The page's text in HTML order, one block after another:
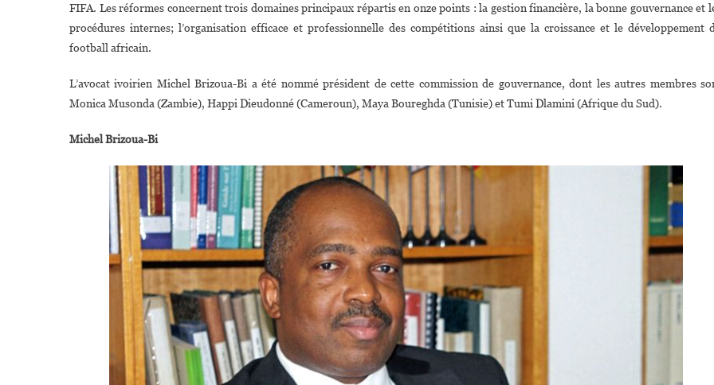
FIFA. Les réformes concernent trois domaines principaux répartis en onze points : la gestion financière, la bonne gouvernance et
procédures internes; l’organisation efficace et professionnelle des compétitions ainsi que la croissance et le développement
football africain.
L’avocat ivoirien Michel Brizoua-Bi a été nommé président de cette commission de gouvernance, dont les autres membres
Monica Musonda (Zambie), Happi Dieudonné (Cameroun), Maya Boureghda (Tunisie) et Tumi Dlamini (Afrique du Sud).
Michel Brizoua-Bi